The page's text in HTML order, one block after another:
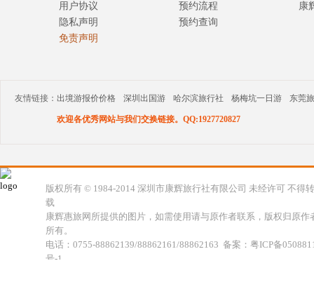
用户协议
隐私声明
免责声明
预约流程
预约查询
康
友情链接： 出境游报价价格 深圳出国游 哈尔滨旅行社 杨梅坑一日游 东莞
欢迎各优秀网站与我们交换链接。QQ:1927720827
版权所有 © 1984-2014 深圳市康辉旅行社有限公司 未经许可 不得转
载
康辉惠旅网所提供的图片，如需使用请与原作者联系，版权归原作
所有。
电话：0755-88862139/88862161/88862163 备案：粤ICP备
号-1